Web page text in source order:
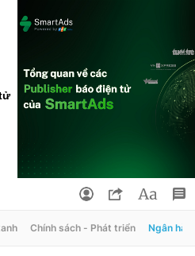
Chính sách - Phát triển Ngân